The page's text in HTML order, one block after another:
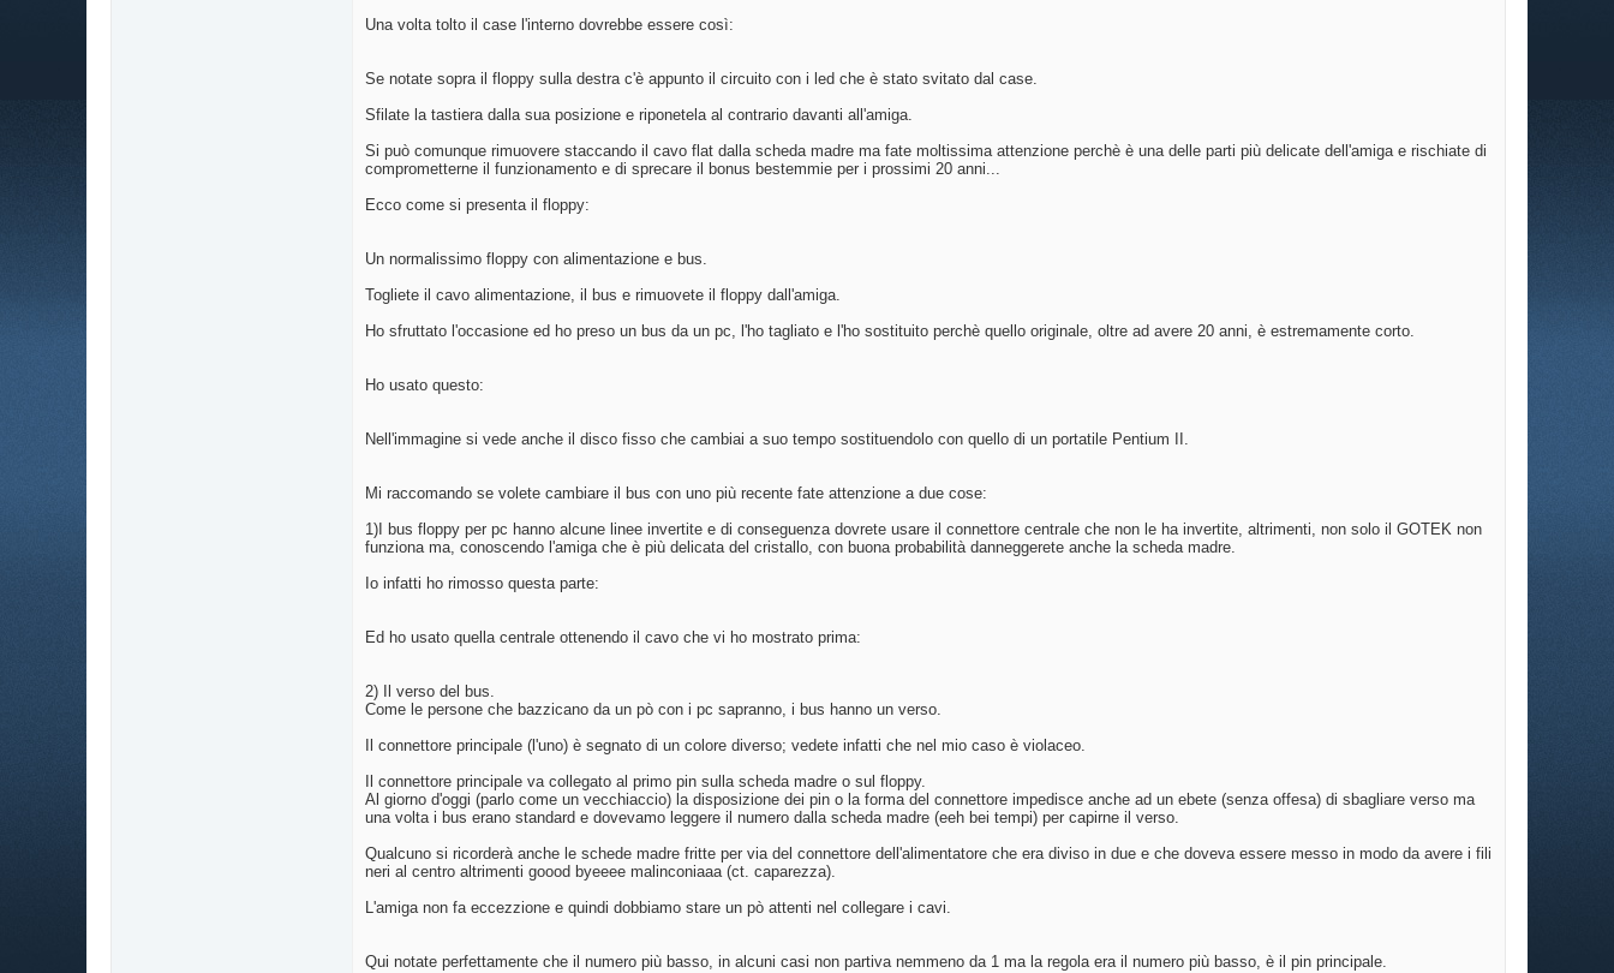
Una volta tolto il case l'interno dovrebbe essere così:
Se notate sopra il floppy sulla destra c'è appunto il circuito con i led che è stato svitato dal case.
Sfilate la tastiera dalla sua posizione e riponetela al contrario davanti all'amiga.
Si può comunque rimuovere staccando il cavo flat dalla scheda madre ma fate moltissima attenzione perchè è una delle parti più delicate dell'amiga e rischiate di
comprometterne il funzionamento e di sprecare il bonus bestemmie per i prossimi 20 anni...
Ecco come si presenta il floppy:
Un normalissimo floppy con alimentazione e bus.
Togliete il cavo alimentazione, il bus e rimuovete il floppy dall'amiga.
Ho sfruttato l'occasione ed ho preso un bus da un pc, l'ho tagliato e l'ho sostituito perchè quello originale, oltre ad avere 20 anni, è estremamente corto.
Ho usato questo:
Nell'immagine si vede anche il disco fisso che cambiai a suo tempo sostituendolo con quello di un portatile Pentium II.
Mi raccomando se volete cambiare il bus con uno più recente fate attenzione a due cose:
1)I bus floppy per pc hanno alcune linee invertite e di conseguenza dovrete usare il connettore centrale che non le ha invertite, altrimenti, non solo il GOTEK non
funziona ma, conoscendo l'amiga che è più delicata del cristallo, con buona probabilità danneggerete anche la scheda madre.
Io infatti ho rimosso questa parte:
Ed ho usato quella centrale ottenendo il cavo che vi ho mostrato prima:
2) Il verso del bus.
Come le persone che bazzicano da un pò con i pc sapranno, i bus hanno un verso.
Il connettore principale (l'uno) è segnato di un colore diverso; vedete infatti che nel mio caso è violaceo.
Il connettore principale va collegato al primo pin sulla scheda madre o sul floppy.
Al giorno d'oggi (parlo come un vecchiaccio) la disposizione dei pin o la forma del connettore impedisce anche ad un ebete (senza offesa) di sbagliare verso ma
una volta i bus erano standard e dovevamo leggere il numero dalla scheda madre (eeh bei tempi) per capirne il verso.
Qualcuno si ricorderà anche le schede madre fritte per via del connettore dell'alimentatore che era diviso in due e che doveva essere messo in modo da avere i fili
neri al centro altrimenti goood byeeee malinconiaaa (ct. caparezza).
L'amiga non fa eccezzione e quindi dobbiamo stare un pò attenti nel collegare i cavi.
Qui notate perfettamente che il numero più basso, in alcuni casi non partiva nemmeno da 1 ma la regola era il numero più basso, è il pin principale.